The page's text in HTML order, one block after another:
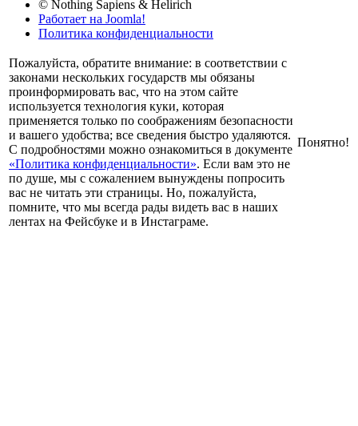
© Nothing Sapiens & Helirich
Работает на Joomla!
Политика конфиденциальности
Пожалуйста, обратите внимание: в соответствии с
законами нескольких государств мы обязаны
проинформировать вас, что на этом сайте
используется технология куки, которая
применяется только по соображениям безопасности
и вашего удобства; все сведения быстро удаляются.
С подробностями можно ознакомиться в документе
«Политика конфиденциальности». Если вам это не
по душе, мы с сожалением вынуждены попросить
вас не читать эти страницы. Но, пожалуйста,
помните, что мы всегда рады видеть вас в наших
лентах на Фейсбуке и в Инстаграме.
Понятно!